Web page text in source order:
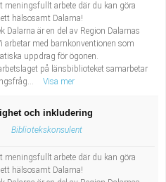
Medicinsk
meningsfullt arbete där du kan göra
hälsosamt Dalarna!
Dalarna är en del av Region Dalarnas
med barnkonventionen som
uppdrag för ögonen.
på länsbiblioteket samarbetar
Visa mer
och inkludering
Bibliotekskonsulent
meningsfullt arbete där du kan göra
hälsosamt Dalarna!